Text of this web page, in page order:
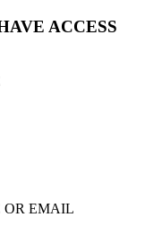
ACCESS
OR EMAIL